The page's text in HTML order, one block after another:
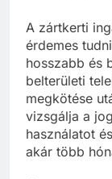
A zártkerti
érdemes
hosszabb és
belterületi
megkötése
vizsgálja a
használatot
akár több